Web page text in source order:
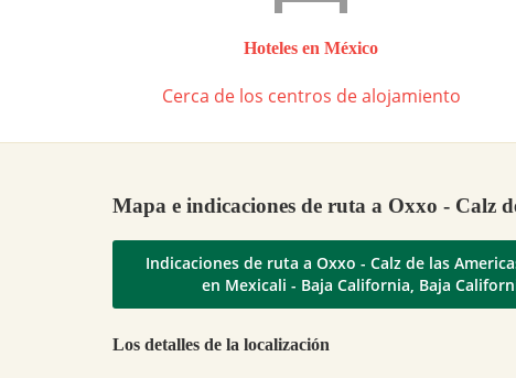
Hoteles en México
Cerca de los centros de alojamiento
Mapa e indicaciones de ruta a Oxxo - Calz
Indicaciones de ruta a Oxxo - Calz de las
en Mexicali - Baja California, Baja
Los detalles de la localización